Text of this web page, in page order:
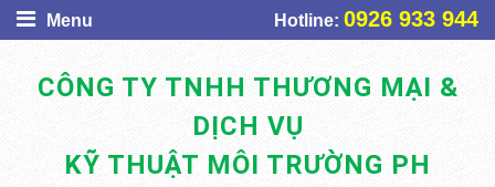
Menu Hotline: 0926 933 944
CÔNG TY TNHH THƯƠNG MẠI &
DỊCH VỤ
KỸ THUẬT MÔI TRƯỜNG PH